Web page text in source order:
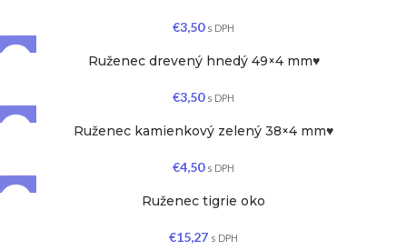
€3,50 s DPH
Ruženec drevený hnedý 49×4 mm♥
€3,50 s DPH
Ruženec kamienkový zelený 38×4 mm♥
€4,50 s DPH
Ruženec tigrie oko
€15,27 s DPH